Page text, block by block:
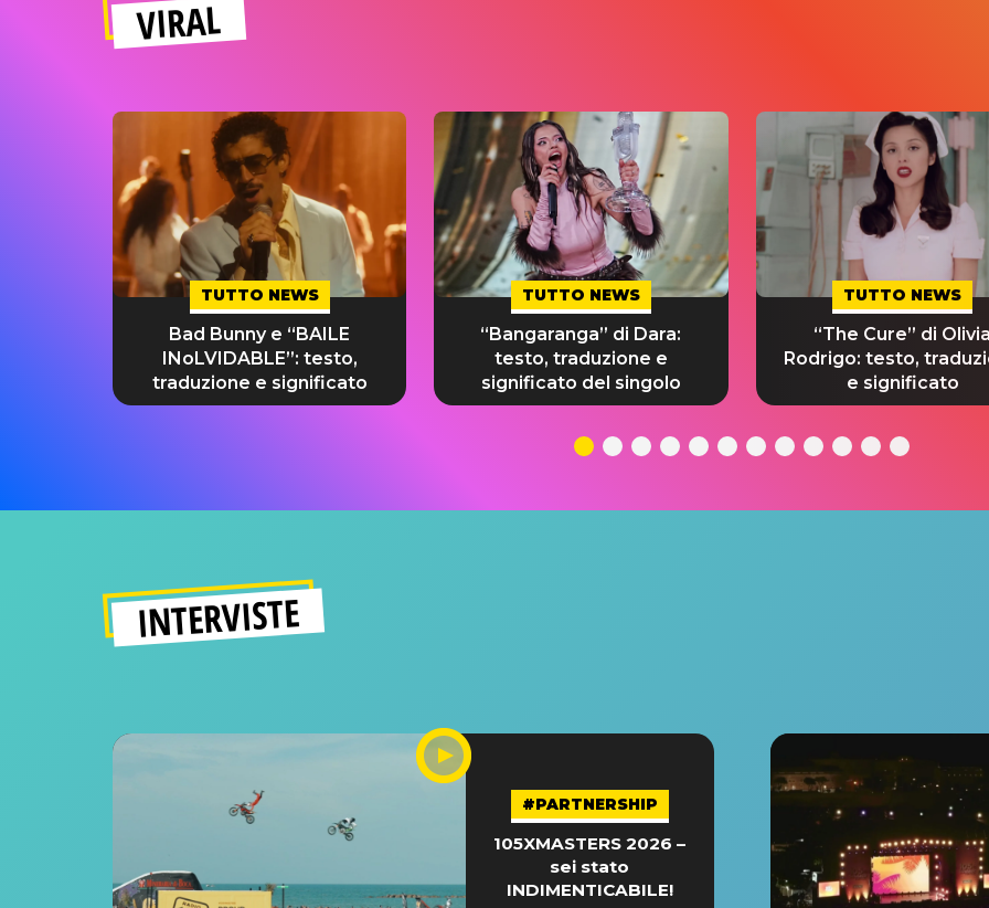
VIRAL
TUTTO NEWS
Bad Bunny e “BAILE
INoLVIDABLE”: testo,
traduzione e significato
TUTTO NEWS
“Bangaranga” di Dara:
testo, traduzione e
significato del singolo
TUTTO NEWS
“The Cure” di Olivia
Rodrigo: testo,
e significato
INTERVISTE
#PARTNERSHIP
105XMASTERS 2026 –
sei stato
INDIMENTICABILE!